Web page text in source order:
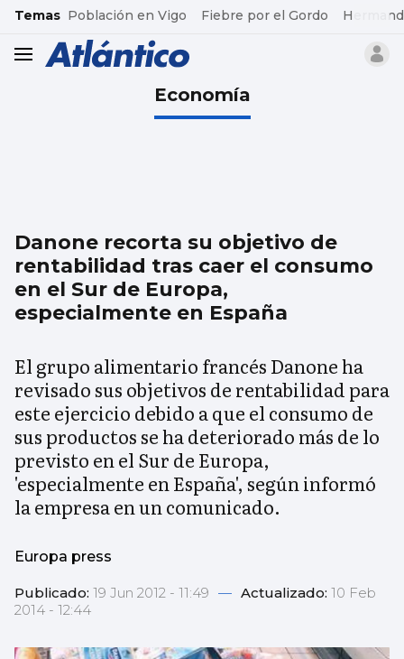
common.go-to-content
Temas Población en Vigo Fiebre por el Gordo
header.menu.open
Economía
Danone recorta su objetivo de
rentabilidad tras caer el consumo
en el Sur de Europa,
especialmente en España
El grupo alimentario francés Danone ha
revisado sus objetivos de rentabilidad para
este ejercicio debido a que el consumo de
sus productos se ha deteriorado más de lo
previsto en el Sur de Europa,
'especialmente en España', según informó
la empresa en un comunicado.
Europa press
Publicado: 19 Jun 2012 - 11:49 — Actualizado: 10 Feb
2014 - 12:44